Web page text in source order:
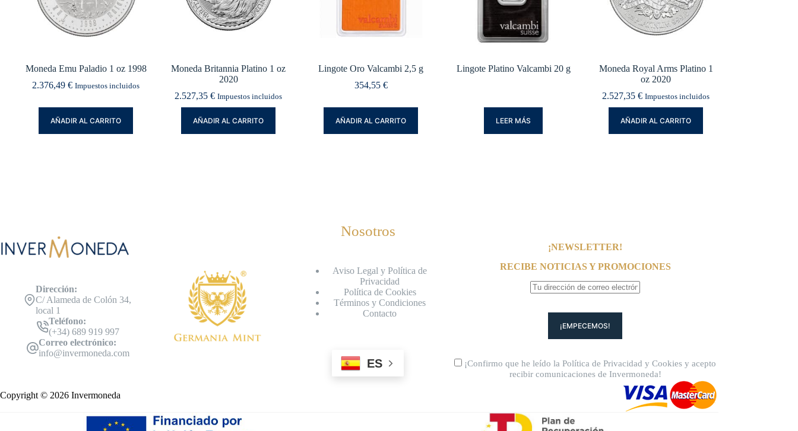
Moneda Emu Paladio 1 oz 1998
2.376,49€ Impuestos incluidos
AÑADIR AL CARRITO
Moneda Britannia Platino 1 oz
2020
2.527,35€ Impuestos incluidos
AÑADIR AL CARRITO
Lingote Oro Valcambi 2,5 g
354,55 €
AÑADIR AL CARRITO
Lingote Platino Valcambi 20 g
LEER MÁS
Moneda Royal Arms Platino 1
oz 2020
2.527,35€ Impuestos incluidos
AÑADIR AL CARRITO
Dirección:
C/ Alameda de Colón 34,
local 1
Teléfono:
(+34) 689 919 997
Correo electrónico:
info@invermoneda.com
Nosotros
Aviso Legal y Política de
Privacidad
Política de Cookies
Términos y Condiciones
Contacto
ES
¡NEWSLETTER!
RECIBE NOTICIAS Y PROMOCIONES
¡Confirmo que he leído laPolítica de Privacidad yCookies y acepto
recibir comunicaciones de Invermoneda!
Copyright © 2026 Invermoneda